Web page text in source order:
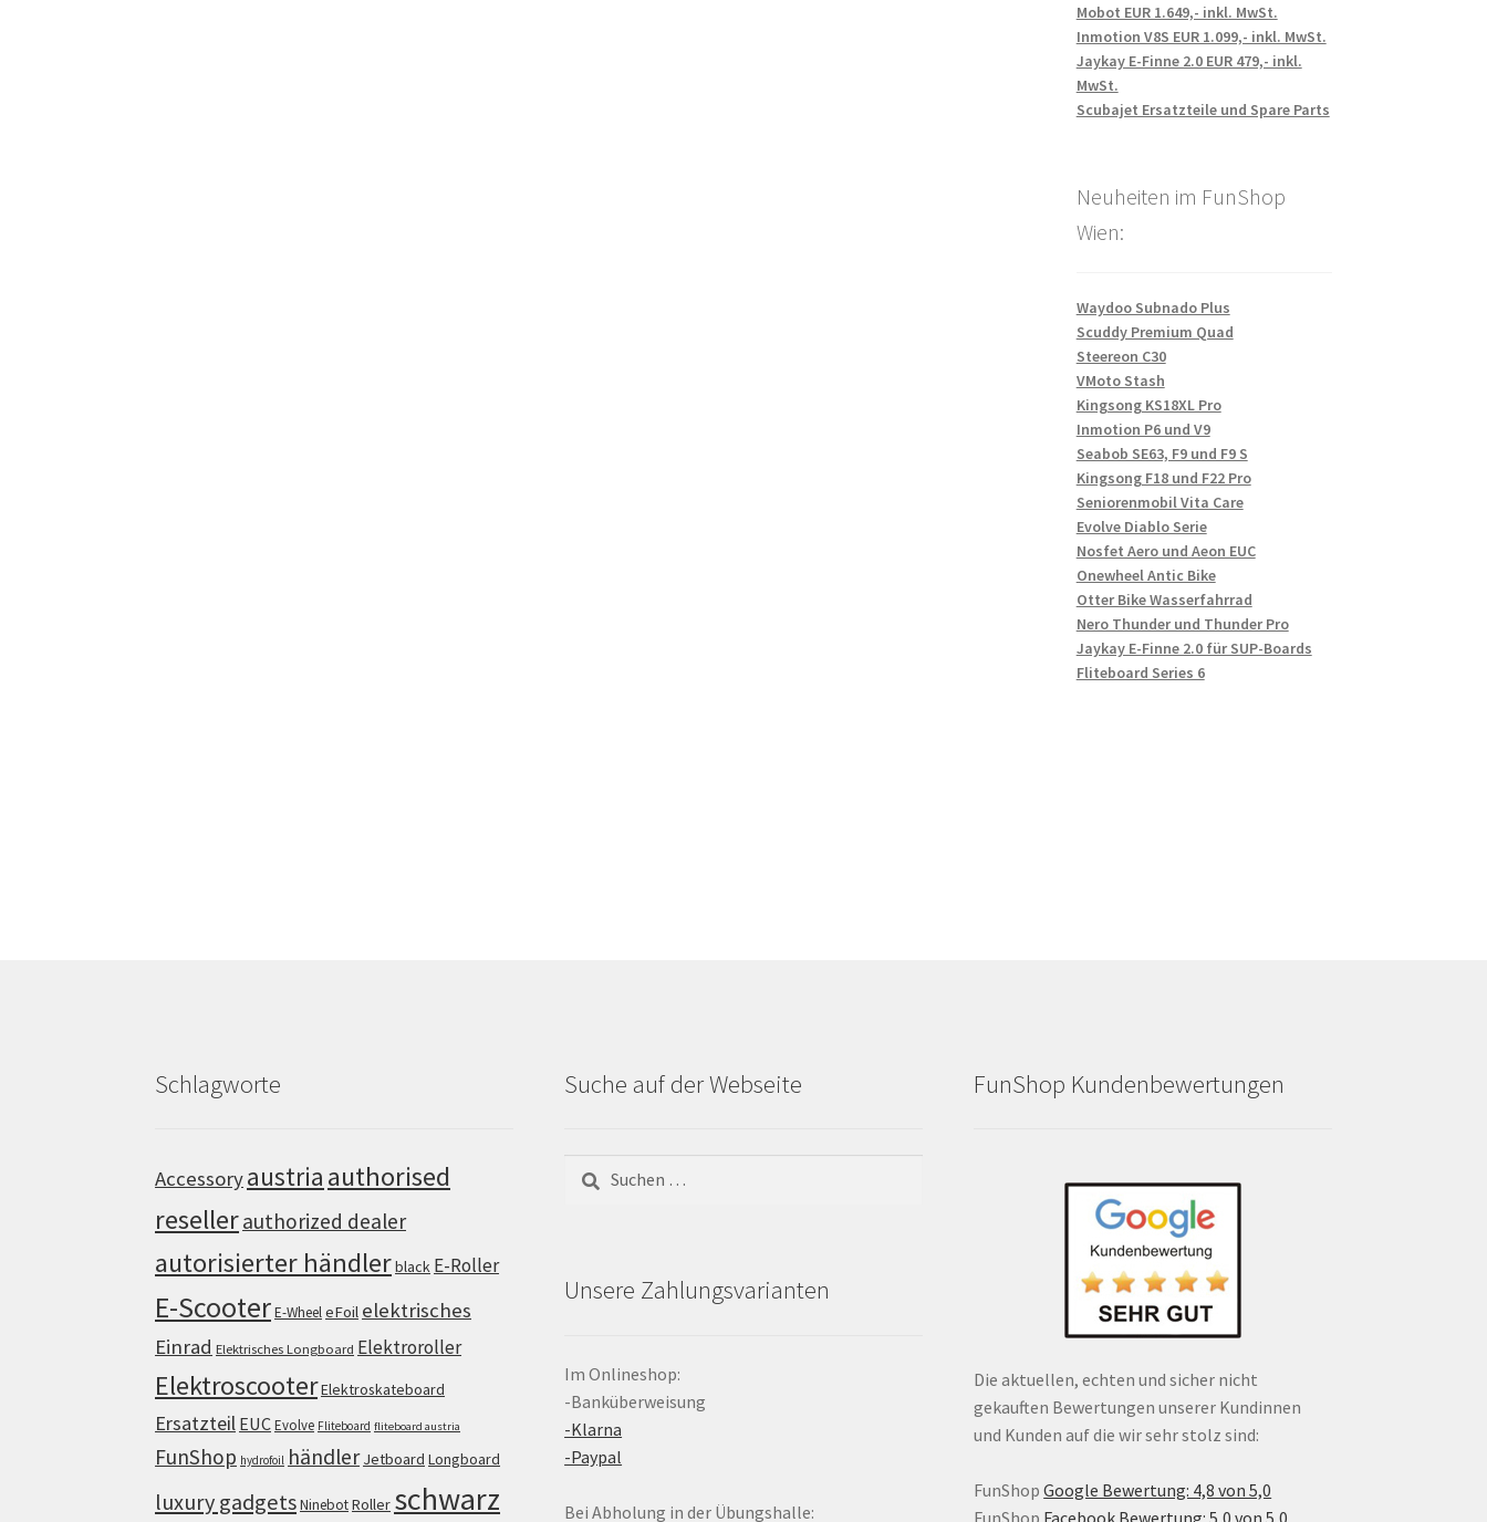
Mobot EUR 1.649,- inkl. MwSt.
Inmotion V8S EUR 1.099,- inkl. MwSt.
Jaykay E-Finne 2.0 EUR 479,- inkl.
MwSt.
Scubajet Ersatzteile und Spare Parts
Neuheiten im FunShop
Wien:
Waydoo Subnado Plus
Scuddy Premium Quad
Steereon C30
VMoto Stash
Kingsong KS18XL Pro
Inmotion P6 und V9
Seabob SE63, F9 und F9 S
Kingsong F18 und F22 Pro
Seniorenmobil Vita Care
Evolve Diablo Serie
Nosfet Aero und Aeon EUC
Onewheel Antic Bike
Otter Bike Wasserfahrrad
Nero Thunder und Thunder Pro
Jaykay E-Finne 2.0 für SUP-Boards
Fliteboard Series 6
Schlagworte
Accessoryaustria authorised
resellerauthorized dealer
autorisierter händlerblack E-Roller
E-ScooterE-WheeleFoil elektrisches
Einrad Elektrisches Longboard Elektroroller
ElektroscooterElektroskateboard
Ersatzteil EUCEvolve Fliteboard fliteboard austria
FunShop hydrofoil händler Jetboard Longboard
luxury gadgetsNinebotRoller schwarz
Suche auf der Webseite
nach:
Unsere Zahlungsvarianten
Im Onlineshop:
-Banküberweisung
-Klarna
-Paypal
Bei Abholung in der Übungshalle:
FunShop Kundenbewertungen
Die aktuellen, echten und sicher nicht
gekauften Bewertungen unserer Kundinnen
und Kunden auf die wir sehr stolz sind:
FunShop Google Bewertung: 4,8 von 5,0
FunShop Facebook Bewertung: 5,0 von 5,0